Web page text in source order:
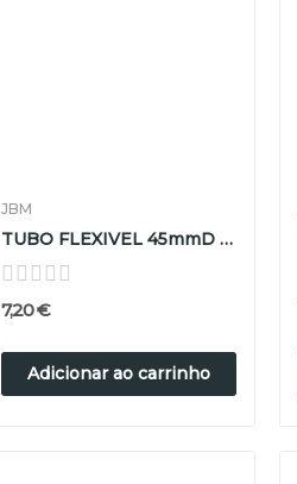
JBM
TUBO FLEXIVEL 45mmD x 100mm L
7,20 €
Adicionar ao carrinho